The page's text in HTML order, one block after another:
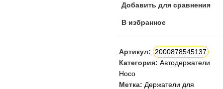
Добавить для сравнения
В избранное
Артикул:
2000878545137
Категория: Автодержатели
Hoco
Метка: Держатели для